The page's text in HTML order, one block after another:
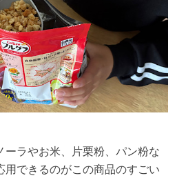
ーラやお米、片栗粉、パン粉な
できるのがこの商品のすごい